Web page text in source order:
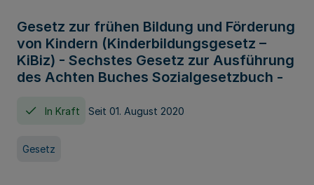
Gesetz zur frühen Bildung und Förderung
von Kindern (Kinderbildungsgesetz –
KiBiz) - Sechstes Gesetz zur Ausführung
des Achten Buches Sozialgesetzbuch -
In Kraft Seit 01. August 2020
Gesetz